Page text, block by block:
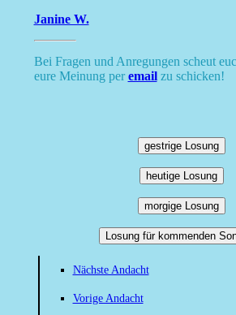
Janine W.
Bei Fragen und Anregungen scheut
eure Meinung peremailzu schicken!
gestrige Losung
heutige Losung
morgige Losung
Losung für kommenden
Nächste Andacht
Vorige Andacht